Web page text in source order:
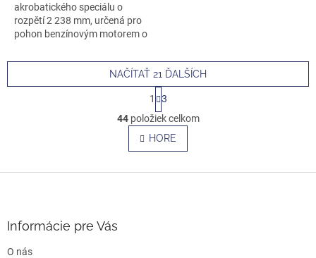
akrobatického speciálu o
rozpětí 2 238 mm, určená pro
pohon benzínovým motorem o
O
v
l
á
NAČÍTAŤ 21 ĎALŠÍCH
S
t
r
á
n
k
v
1
3
44položiek celkom
HORE
Informácie pre Vás
O nás